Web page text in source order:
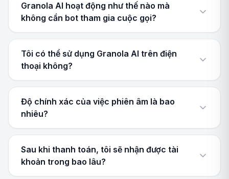
Granola AI hoạt động như thế nào mà
không cần bot tham gia cuộc gọi?
Tôi có thể sử dụng Granola AI trên điện
thoại không?
Độ chính xác của việc phiên âm là bao
nhiêu?
Sau khi thanh toán, tôi sẽ nhận được tài
khoản trong bao lâu?